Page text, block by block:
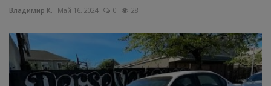
Владимир К. Май 16, 2024 0 28